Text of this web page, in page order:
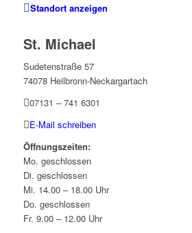
Standort anzeigen
St. Michael
Sudetenstraße 57
74078 Heilbronn-Neckargartach
07131 – 741 6301
E-Mail schreiben
Öffnungszeiten:
Mo. geschlossen
Di. geschlossen
Mi. 14.00 – 18.00 Uhr
Do. geschlossen
Fr. 9.00 – 12.00 Uhr